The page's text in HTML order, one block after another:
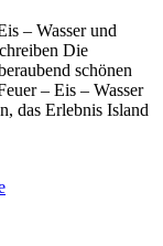
– Wasser und
Die
schönen
– Eis – Wasser
das Erlebnis Island